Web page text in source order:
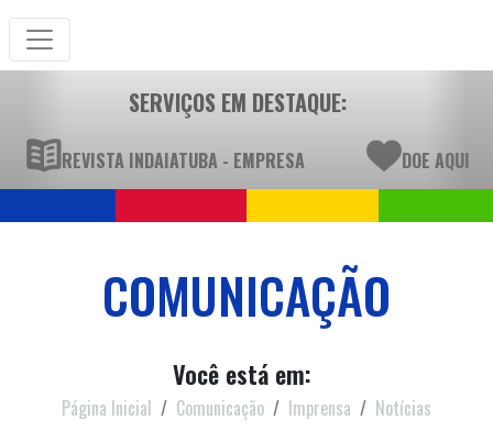
SERVIÇOS EM DESTAQUE:
REVISTA INDAIATUBA - EMPRESA DOE AQUI
COMUNICAÇÃO
Você está em:
Página Inicial Comunicação Imprensa Notícias